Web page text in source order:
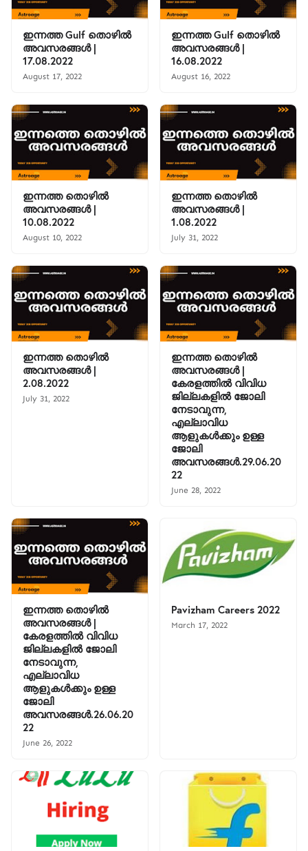
ഇന്നത്ത Gulf തൊഴിൽ
അവസരങ്ങൾ |
17.08.2022
August 17, 2022
ഇന്നത്ത Gulf തൊഴിൽ
അവസരങ്ങൾ |
16.08.2022
August 16, 2022
ഇന്നത്ത തൊഴിൽ
അവസരങ്ങൾ |
10.08.2022
August 10, 2022
ഇന്നത്ത തൊഴിൽ
അവസരങ്ങൾ |
1.08.2022
July 31, 2022
ഇന്നത്ത തൊഴിൽ
അവസരങ്ങൾ |
2.08.2022
July 31, 2022
ഇന്നത്ത തൊഴിൽ
അവസരങ്ങൾ |
കേരളത്തിൽ വിവിധ
ജില്ലകളിൽ ജോലി
നേടാവുന്ന,
എല്ലാവിധ
ആളുകൾക്കും ഉള്ള
ജോലി
അവസരങ്ങൾ.29.06.20
22
June 28, 2022
ഇന്നത്ത തൊഴിൽ
അവസരങ്ങൾ |
കേരളത്തിൽ വിവിധ
ജില്ലകളിൽ ജോലി
നേടാവുന്ന,
എല്ലാവിധ
ആളുകൾക്കും ഉള്ള
ജോലി
അവസരങ്ങൾ.26.06.20
22
June 26, 2022
Pavizham Careers 2022
March 17, 2022